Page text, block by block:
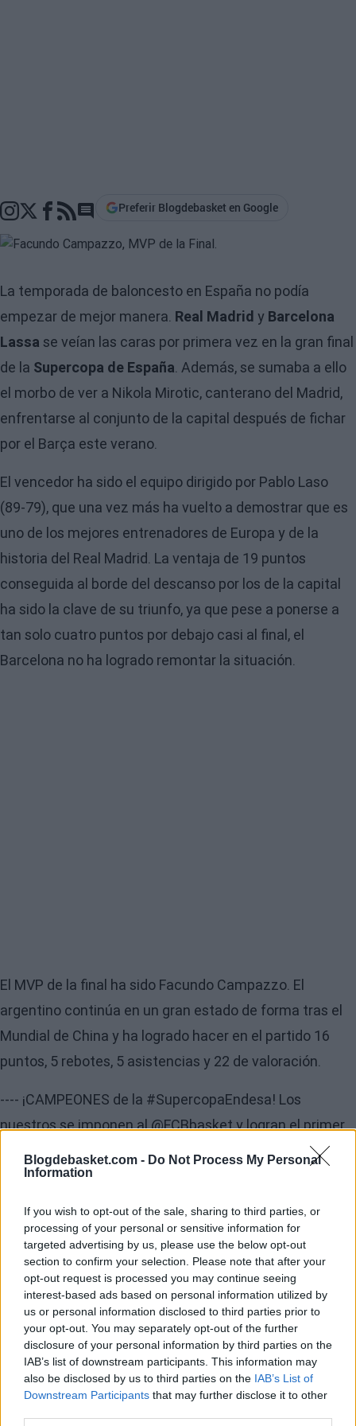
Blogdebasket.com - Do Not Process My Personal
Information
If you wish to opt-out of the sale, sharing to third parties, or
processing of your personal or sensitive information for
targeted advertising by us, please use the below opt-out
section to confirm your selection. Please note that after your
opt-out request is processed you may continue seeing
interest-based ads based on personal information utilized by
us or personal information disclosed to third parties prior to
your opt-out. You may separately opt-out of the further
disclosure of your personal information by third parties on the
IAB’s list of downstream participants. This information may
also be disclosed by us to third parties on the IAB’s List of
Downstream Participants that may further disclose it to other
Go to comments section
Preferir Blogdebasket en Google
La temporada de baloncesto en España no podía
empezar de mejor manera. Real Madrid y Barcelona
Lassa se veían las caras por primera vez en la gran final
de la Supercopa de España . Además, se sumaba a ello
el morbo de ver a Nikola Mirotic, canterano del Madrid,
enfrentarse al conjunto de la capital después de fichar
por el Barça este verano.
El vencedor ha sido el equipo dirigido por Pablo Laso
(89-79), que una vez más ha vuelto a demostrar que es
uno de los mejores entrenadores de Europa y de la
historia del Real Madrid. La ventaja de 19 puntos
conseguida al borde del descanso por los de la capital
ha sido la clave de su triunfo, ya que pese a ponerse a
tan solo cuatro puntos por debajo casi al final, el
Barcelona no ha logrado remontar la situación.
El MVP de la final ha sido Facundo Campazzo. El
argentino continúa en un gran estado de forma tras el
Mundial de China y ha logrado hacer en el partido 16
puntos, 5 rebotes, 5 asistencias y 22 de valoración.
---- ¡CAMPEONES de la #SupercopaEndesa! Los
nuestros se imponen al@FCBbaskety logran el primer
-- Es la 6ª Supercopa en el palmarés del equipo (5 con
-- ¡Enhorabuena EQUIPAZO! --#HalaMadrid|
#RMBaloncesto pic.twitter.com/wsNEveyh8s
— Real Madrid Basket (@RMBaloncesto)22 de
septiembre de 2019
La rotación de los blancos ha tenido también especial
importancia en el día de hoy: Rudy Fernández 10 puntos,